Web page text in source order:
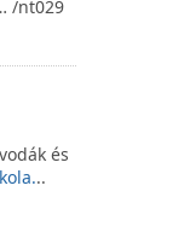
/nt029
és
..